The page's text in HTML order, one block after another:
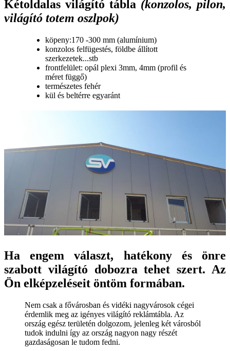
Kétoldalas világító tábla (konzolos, pilon,
világító totem oszlpok)
köpeny:170 -300 mm (alumínium)
konzolos felfügestés, földbe állított
szerkezetek...stb
frontfelület: opál plexi 3mm, 4mm (profil és
méret függő)
természetes fehér
kül és beltérre egyaránt
Ha engem választ, hatékony és önre
szabott világító dobozra tehet szert. Az
Ön elképzeléseit öntöm formában.
Nem csak a fővárosban és vidéki nagyvárosok cégei
érdemlik meg az igényes világító reklámtábla. Az
ország egész területén dolgozom, jelenleg két városból
tudok indulni így az ország nagyon nagy részét
gazdaságosan le tudom fedni.